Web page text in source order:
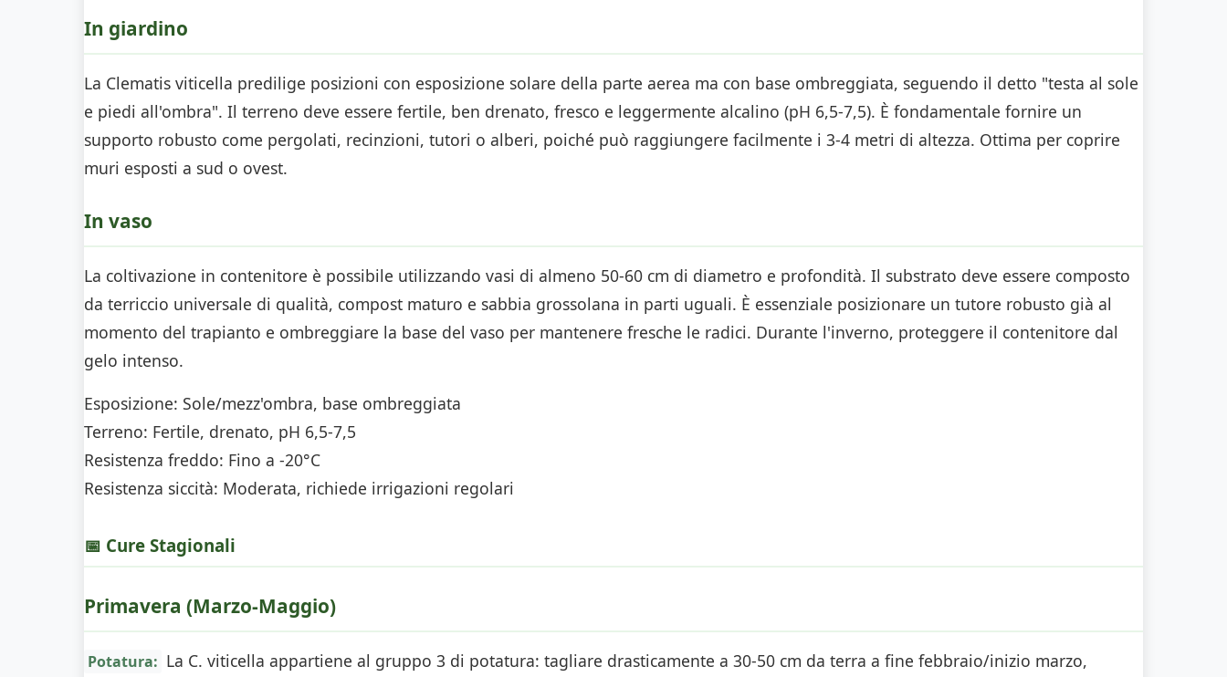
In giardino
La Clematis viticella predilige posizioni con esposizione solare della parte aerea ma con base ombreggiata, seguendo il detto "testa al sole
e piedi all'ombra". Il terreno deve essere fertile, ben drenato, fresco e leggermente alcalino (pH 6,5-7,5). È fondamentale fornire un
supporto robusto come pergolati, recinzioni, tutori o alberi, poiché può raggiungere facilmente i 3-4 metri di altezza. Ottima per coprire
muri esposti a sud o ovest.
In vaso
La coltivazione in contenitore è possibile utilizzando vasi di almeno 50-60 cm di diametro e profondità. Il substrato deve essere composto
da terriccio universale di qualità, compost maturo e sabbia grossolana in parti uguali. È essenziale posizionare un tutore robusto già al
momento del trapianto e ombreggiare la base del vaso per mantenere fresche le radici. Durante l'inverno, proteggere il contenitore dal
gelo intenso.
Esposizione: Sole/mezz'ombra, base ombreggiata
Terreno: Fertile, drenato, pH 6,5-7,5
Resistenza freddo: Fino a -20°C
Resistenza siccità: Moderata, richiede irrigazioni regolari
📅 Cure Stagionali
Primavera (Marzo-Maggio)
Potatura: La C. viticella appartiene al gruppo 3 di potatura: tagliare drasticamente a 30-50 cm da terra a fine febbraio/inizio marzo,